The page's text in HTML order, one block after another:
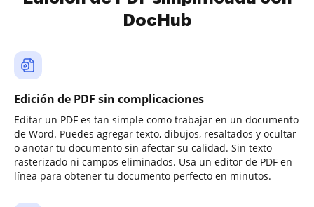
DocHub
Edición de PDF sin complicaciones
Editar un PDF es tan simple como trabajar en un documento
de Word. Puedes agregar texto, dibujos, resaltados y ocultar
o anotar tu documento sin afectar su calidad. Sin texto
rasterizado ni campos eliminados. Usa un editor de PDF en
línea para obtener tu documento perfecto en minutos.